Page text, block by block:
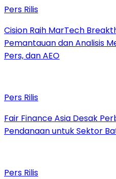
Pers Rilis
Cision Raih MarTech
Pemantauan dan Analisis
Pers, dan AEO
Pers Rilis
Fair Finance Asia Desak
Pendanaan untuk Sektor
Pers Rilis